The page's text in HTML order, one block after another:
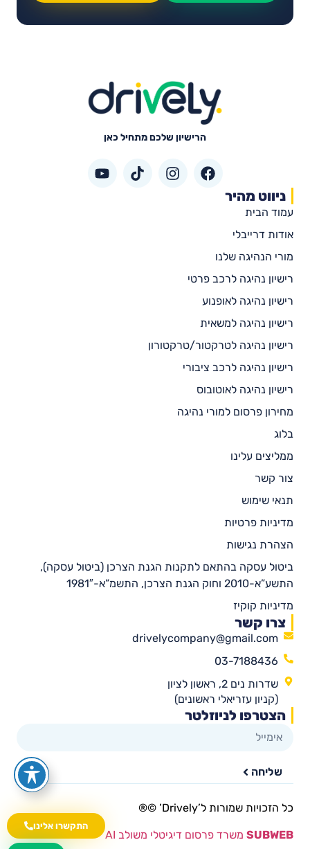
התקשרו אלינו
wa.me/535216644
הרישיון שלכם מתחיל כאן
ניווט מהיר
עמוד הבית
אודות דרייבלי
מורי הנהיגה שלנו
רישיון נהיגה לרכב פרטי
רישיון נהיגה לאופנוע
רישיון נהיגה למשאית
רישיון נהיגה לטרקטור/טרקטורון
רישיון נהיגה לרכב ציבורי
רישיון נהיגה לאוטובוס
מחירון פרסום למורי נהיגה
בלוג
ממליצים עלינו
צור קשר
תנאי שימוש
מדיניות פרטיות
הצהרת נגישות
ביטול עסקה בהתאם לתקנות הגנת הצרכן (ביטול עסקה),
התשע”א-2010 וחוק הגנת הצרכן, התשמ”א-1981″
מדיניות קוקיז
צרו קשר
drivelycompany@gmail.com
03-7188436
שדרות נים 2, ראשון לציון
(קניון עזריאלי ראשונים)
הצטרפו לניוזלטר
שליחה
כל הזכויות שמורות ל’Drively’ ©®​
SUBWEB משרד פרסום דיגיטלי משולב AI